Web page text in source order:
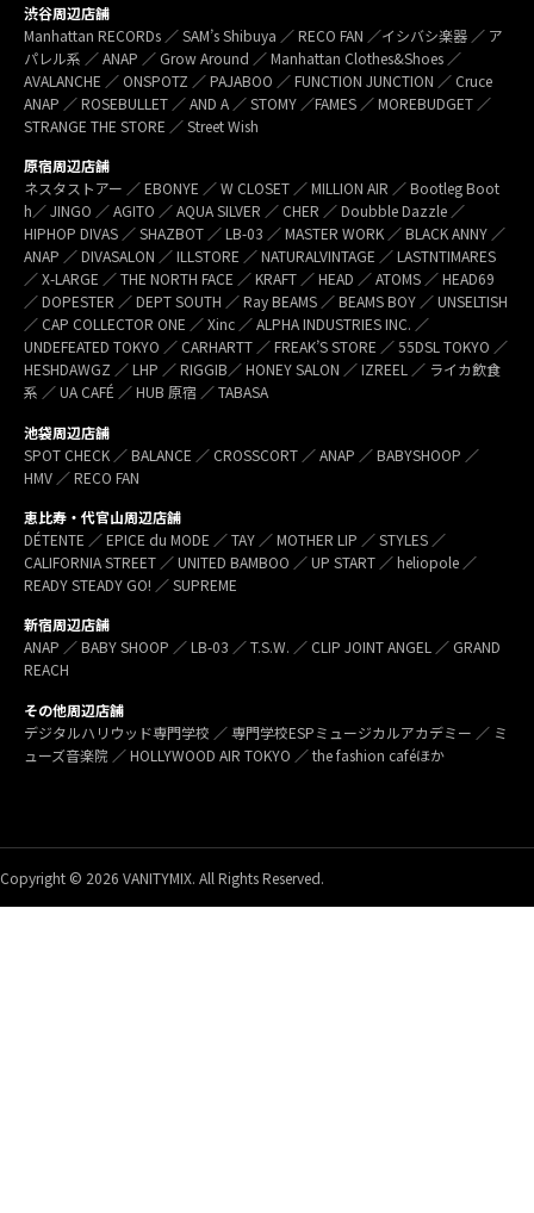
渋谷周辺店舗
Manhattan RECORDs ／ SAM’s Shibuya ／ RECO FAN ／イシバシ楽器 ／ ア
パレル系 ／ ANAP ／ Grow Around ／ Manhattan Clothes&Shoes ／
AVALANCHE ／ ONSPOTZ ／ PAJABOO ／ FUNCTION JUNCTION ／ Cruce
ANAP ／ ROSEBULLET ／ AND A ／ STOMY ／FAMES ／ MOREBUDGET ／
STRANGE THE STORE ／ Street Wish
原宿周辺店舗
ネスタストアー ／ EBONYE ／ W CLOSET ／ MILLION AIR ／ Bootleg Boot
h／ JINGO ／ AGITO ／ AQUA SILVER ／ CHER ／ Doubble Dazzle ／
HIPHOP DIVAS ／ SHAZBOT ／ LB-03 ／ MASTER WORK ／ BLACK ANNY ／
ANAP ／ DIVASALON ／ ILLSTORE ／ NATURALVINTAGE ／ LASTNTIMARES
／ X-LARGE ／ THE NORTH FACE ／ KRAFT ／ HEAD ／ ATOMS ／ HEAD69
／ DOPESTER ／ DEPT SOUTH ／ Ray BEAMS ／ BEAMS BOY ／ UNSELTISH
／ CAP COLLECTOR ONE ／ Xinc ／ ALPHA INDUSTRIES INC. ／
UNDEFEATED TOKYO ／ CARHARTT ／ FREAK’S STORE ／ 55DSL TOKYO ／
HESHDAWGZ ／ LHP ／ RIGGIB／ HONEY SALON ／ IZREEL ／ ライカ飲食
系 ／ UA CAFÉ ／ HUB 原宿 ／ TABASA
池袋周辺店舗
SPOT CHECK ／ BALANCE ／ CROSSCORT ／ ANAP ／ BABYSHOOP ／
HMV ／ RECO FAN
恵比寿・代官山周辺店舗
DÉTENTE ／ EPICE du MODE ／ TAY ／ MOTHER LIP ／ STYLES ／
CALIFORNIA STREET ／ UNITED BAMBOO ／ UP START ／ heliopole ／
READY STEADY GO! ／ SUPREME
新宿周辺店舗
ANAP ／ BABY SHOOP ／ LB-03 ／ T.S.W. ／ CLIP JOINT ANGEL ／ GRAND
REACH
その他周辺店舗
デジタルハリウッド専門学校 ／ 専門学校ESPミュージカルアカデミー ／ ミ
ューズ音楽院 ／ HOLLYWOOD AIR TOKYO ／ the fashion caféほか
Copyright © 2026 VANITYMIX. All Rights Reserved.